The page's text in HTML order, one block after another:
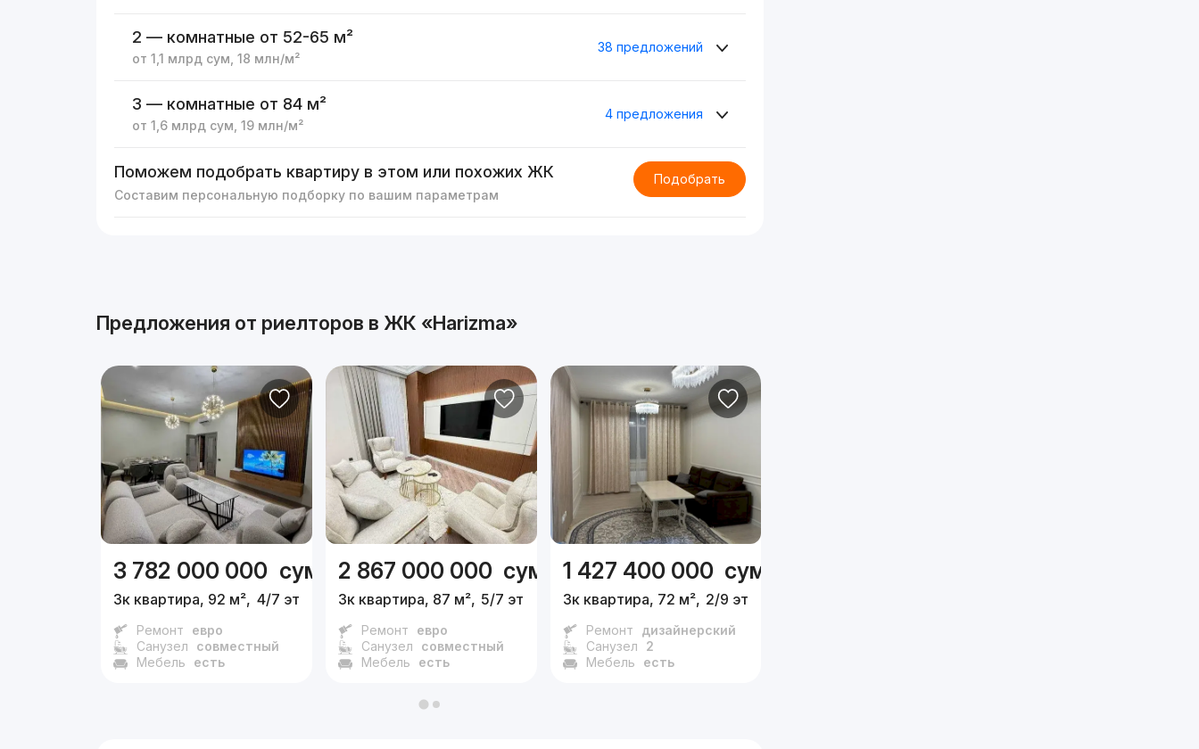
2 — комнатные от 52-65 м²
от1,1 млрд сум ,18 млн/м²
38 предложений
3 — комнатные от 84 м²
от1,6 млрд сум ,19 млн/м²
4 предложения
Поможем подобрать квартиру в этом или похожих ЖК
Составим персональную подборку по вашим параметрам
Подобрать
Предложения от риелторов в ЖК «Harizma»
3 782 000 000 сум
3к квартира, 92 м², 4/7 эт.
Ремонт
евро
Санузел
совместный
Мебель
есть
2 867 000 000 сум
3к квартира, 87 м², 5/7 эт.
Ремонт
евро
Санузел
совместный
Мебель
есть
1 427 400 000 сум
3к квартира, 72 м², 2/9 эт.
Ремонт
дизайнерский
Санузел
2
Мебель
есть